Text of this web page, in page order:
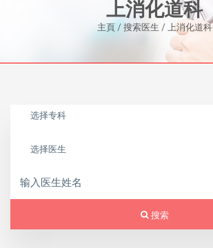
上消化道科
主頁 / 搜索医生 / 上消化道科
搜索